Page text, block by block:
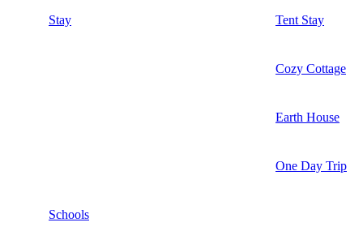
Stay Tent Stay
Cozy Cottage
Earth House
One Day Trip
Schools